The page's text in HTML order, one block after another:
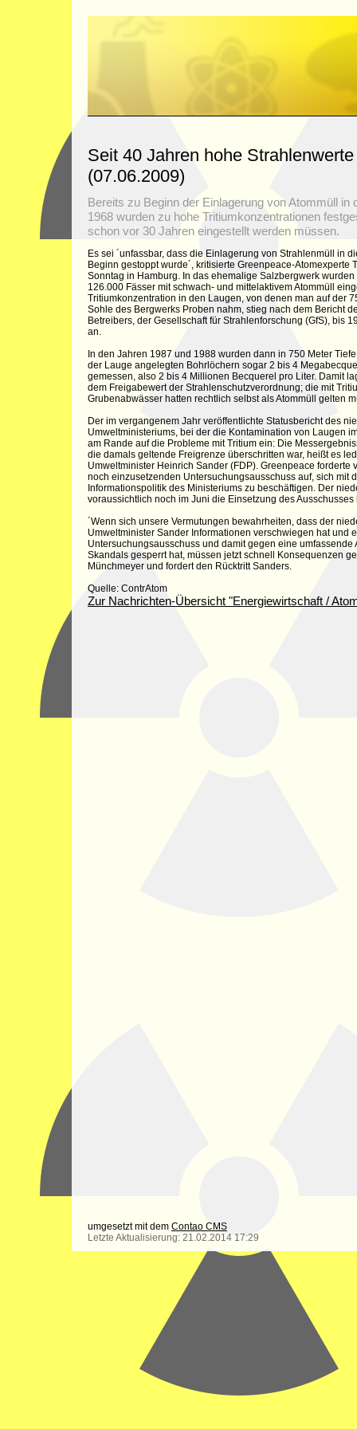
Seit 40 Jahren hohe
(07.06.2009)
Bereits zu Beginn der Einlagerung von Atommüll in
1968 wurden zu hohe Tritiumkonzentrationen
schon vor 30 Jahren eingestellt werden müssen.
Es sei ´unfassbar, dass die Einlagerung von Strahlenmüll in
Beginn gestoppt wurde´, kritisierte Greenpeace-Atomexperte
Sonntag in Hamburg. In das ehemalige Salzbergwerk
126.000 Fässer mit schwach- und mittelaktivem Atommüll
Tritiumkonzentration in den Laugen, von denen man auf der
Sohle des Bergwerks Proben nahm, stieg nach dem Bericht
Betreibers, der Gesellschaft für Strahlenforschung (GfS), bis
an.
In den Jahren 1987 und 1988 wurden dann in 750 Meter
der Lauge angelegten Bohrlöchern sogar 2 bis 4
gemessen, also 2 bis 4 Millionen Becquerel pro Liter. Damit
dem Freigabewert der Strahlenschutzverordnung; die mit
Grubenabwässer hatten rechtlich selbst als Atommüll gelten
Der im vergangenem Jahr veröffentlichte Statusbericht des
Umweltministeriums, bei der die Kontamination von Laugen
am Rande auf die Probleme mit Tritium ein: Die
die damals geltende Freigrenze überschritten war, heißt es
Umweltminister Heinrich Sander (FDP). Greenpeace forderte
noch einzusetzenden Untersuchungsausschuss auf, sich mit
Informationspolitik des Ministeriums zu beschäftigen. Der
voraussichtlich noch im Juni die Einsetzung des
´Wenn sich unsere Vermutungen bewahrheiten, dass der
Umweltminister Sander Informationen verschwiegen hat und
Untersuchungsausschuss und damit gegen eine umfassende
Skandals gesperrt hat, müssen jetzt schnell Konsequenzen
Münchmeyer und fordert den Rücktritt Sanders.
Quelle: ContrAtom
Zur Nachrichten-Übersicht "Energiewirtschaft /
umgesetzt mit dem Contao CMS
Letzte Aktualisierung: 21.02.2014 17:29